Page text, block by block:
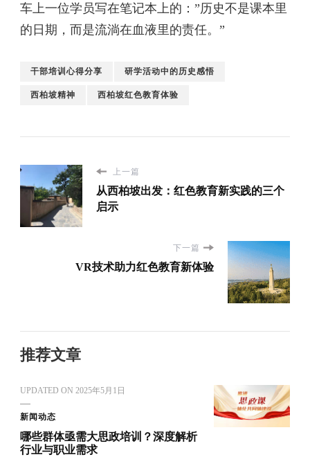
车上一位学员写在笔记本上的：”历史不是课本里
的日期，而是流淌在血液里的责任。”
干部培训心得分享 研学活动中的历史感悟
西柏坡精神 西柏坡红色教育体验
上一篇
从西柏坡出发：红色教育新实践的三个
启示
下一篇
VR技术助力红色教育新体验
推荐文章
UPDATED ON 2025年5月1日
新闻动态
哪些群体亟需大思政培训？深度解析
行业与职业需求